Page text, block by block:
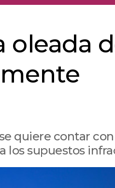
oleada
quiere contar
los supuestos